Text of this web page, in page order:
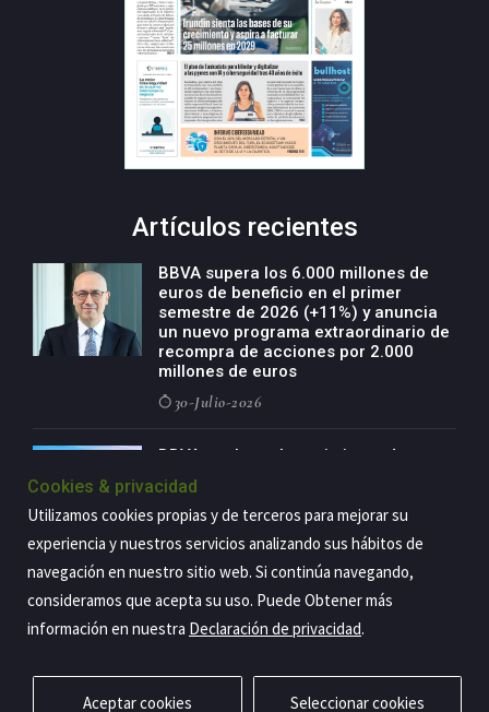
Artículos recientes
BBVA supera los 6.000 millones de
euros de beneficio en el primer
semestre de 2026 (+11%) y anuncia
un nuevo programa extraordinario de
recompra de acciones por 2.000
millones de euros
30-Julio-2026
BBVA acelera el crecimiento de su
negocio agro con un modelo global
de especialización presente en siete
países
29-Julio-2026
Copyright@2026 Estrategia Empresarial
Cookies & privacidad
Utilizamos cookies propias y de terceros para mejorar su
experiencia y nuestros servicios analizando sus hábitos de
navegación en nuestro sitio web. Si continúa navegando,
consideramos que acepta su uso. Puede Obtener más
información en nuestra Declaración de privacidad.
Aceptar cookies Seleccionar cookies